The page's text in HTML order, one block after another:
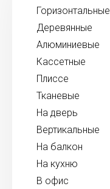
Горизонтальные
Деревянные
Алюминиевые
Кассетные
Плиссе
Тканевые
На дверь
Вертикальные
На балкон
На кухню
В офис